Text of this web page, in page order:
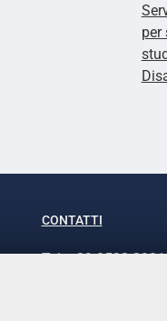
per
CONTATTI
Tel. +39 0532